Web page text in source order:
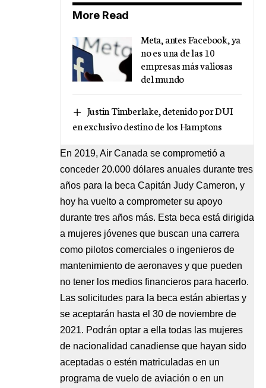
More Read
Meta, antes Facebook, ya
no es una de las 10
empresas más valiosas
del mundo
Justin Timberlake, detenido por DUI
en exclusivo destino de los Hamptons
En 2019, Air Canada se comprometió a
conceder 20.000 dólares anuales durante tres
años para la beca Capitán Judy Cameron, y
hoy ha vuelto a comprometer su apoyo
durante tres años más. Esta beca está dirigida
a mujeres jóvenes que buscan una carrera
como pilotos comerciales o ingenieros de
mantenimiento de aeronaves y que pueden
no tener los medios financieros para hacerlo.
Las solicitudes para la beca están abiertas y
se aceptarán hasta el 30 de noviembre de
2021. Podrán optar a ella todas las mujeres
de nacionalidad canadiense que hayan sido
aceptadas o estén matriculadas en un
programa de vuelo de aviación o en un